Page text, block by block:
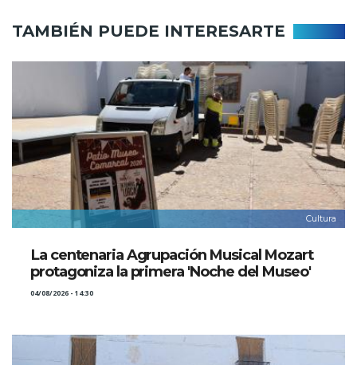
TAMBIÉN PUEDE INTERESARTE
Cultura
La centenaria Agrupación Musical Mozart
protagoniza la primera 'Noche del Museo'
04/08/2026 - 14:30